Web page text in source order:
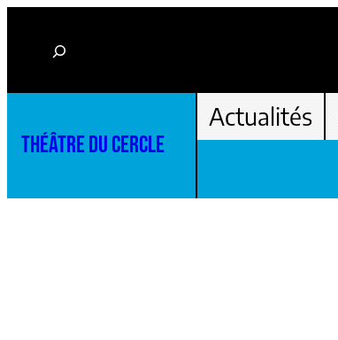
Rechercher
THÉÂTRE DU CERCLE
Actualités